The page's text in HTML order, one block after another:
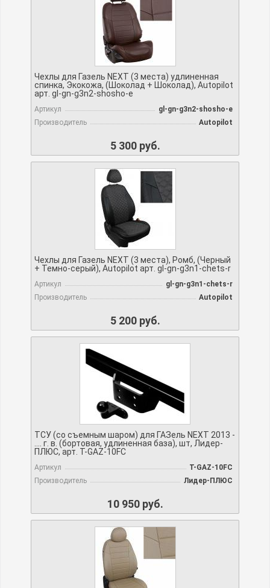
Чехлы для Газель NEXT (3 места) удлиненная
спинка, Экокожа, (Шоколад + Шоколад), Autopilot
арт. gl-gn-g3n2-shosho-e
Артикул
gl-gn-g3n2-shosho-e
Производитель
Autopilot
5 300 руб.
Чехлы для Газель NEXT (3 места), Ромб, (Черный
+ Темно-серый), Autopilot арт. gl-gn-g3n1-chets-r
Артикул
gl-gn-g3n1-chets-r
Производитель
Autopilot
5 200 руб.
ТСУ (со съемным шаром) для ГАЗель NEXT 2013 -
…. г. в. (бортовая, удлиненная база), шт, Лидер-
ПЛЮС, арт. T-GAZ-10FC
Артикул
T-GAZ-10FC
Производитель
Лидер-ПЛЮС
10 950 руб.